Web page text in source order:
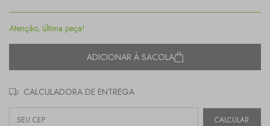
Atenção, última peça!
ADICIONAR À SACOLA
CALCULADORA DE ENTREGA
Entregas para o CEP:
CALCULAR